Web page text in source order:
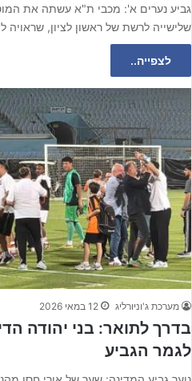
גביע נערים א': מכבי ת"א עשתה את
שלישייה לרשת של ראשון לציון,
לצפייה..
מערכת ג'וניורליג 12 במאי 2026
בדרך לתואר: בני יהודה
לגמר הגביע